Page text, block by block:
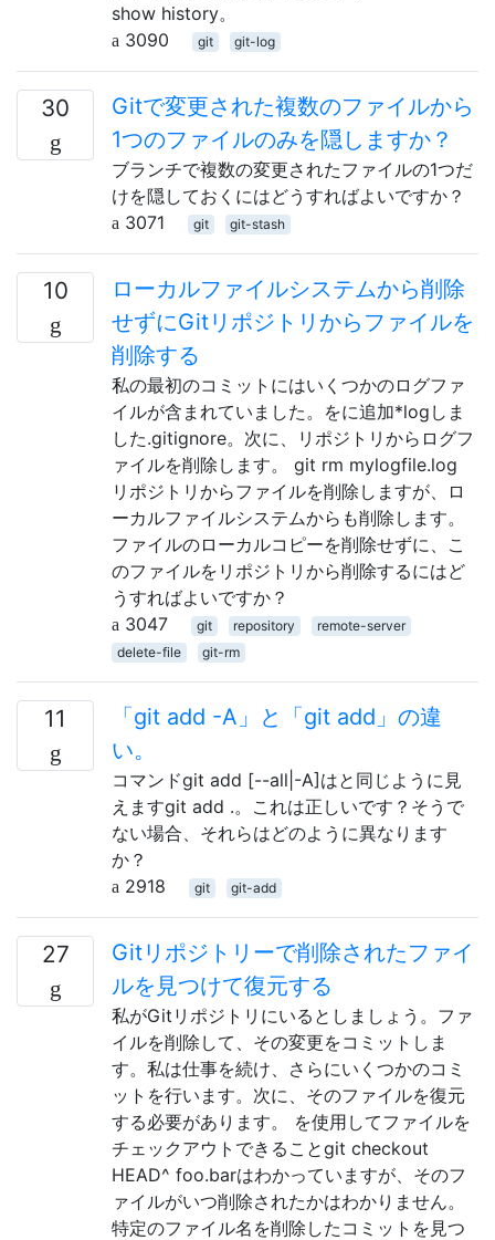
show history。
3090
git git-log
30
Gitで変更された複数のファイルから
1つのファイルのみを隠しますか？
ブランチで複数の変更されたファイルの1つだ
けを隠しておくにはどうすればよいですか？
3071
git git-stash
10
ローカルファイルシステムから削除
せずにGitリポジトリからファイルを
削除する
私の最初のコミットにはいくつかのログファ
イルが含まれていました。をに追加*logしま
した.gitignore。次に、リポジトリからログフ
ァイルを削除します。 git rm mylogfile.log
リポジトリからファイルを削除しますが、ロ
ーカルファイルシステムからも削除します。
ファイルのローカルコピーを削除せずに、こ
のファイルをリポジトリから削除するにはど
うすればよいですか？
3047
git repository
remote-server
delete-file
git-rm
11
「git add -A」と「git add」の違
い。
コマンドgit add [--all|-A]はと同じように見
えますgit add .。これは正しいです？そうで
ない場合、それらはどのように異なります
か？
2918
git git-add
27
Gitリポジトリーで削除されたファイ
ルを見つけて復元する
私がGitリポジトリにいるとしましょう。ファ
イルを削除して、その変更をコミットしま
す。私は仕事を続け、さらにいくつかのコミ
ットを行います。次に、そのファイルを復元
する必要があります。 を使用してファイルを
チェックアウトできることgit checkout
HEAD^ foo.barはわかっていますが、そのフ
ァイルがいつ削除されたかはわかりません。
特定のファイル名を削除したコミットを見つ